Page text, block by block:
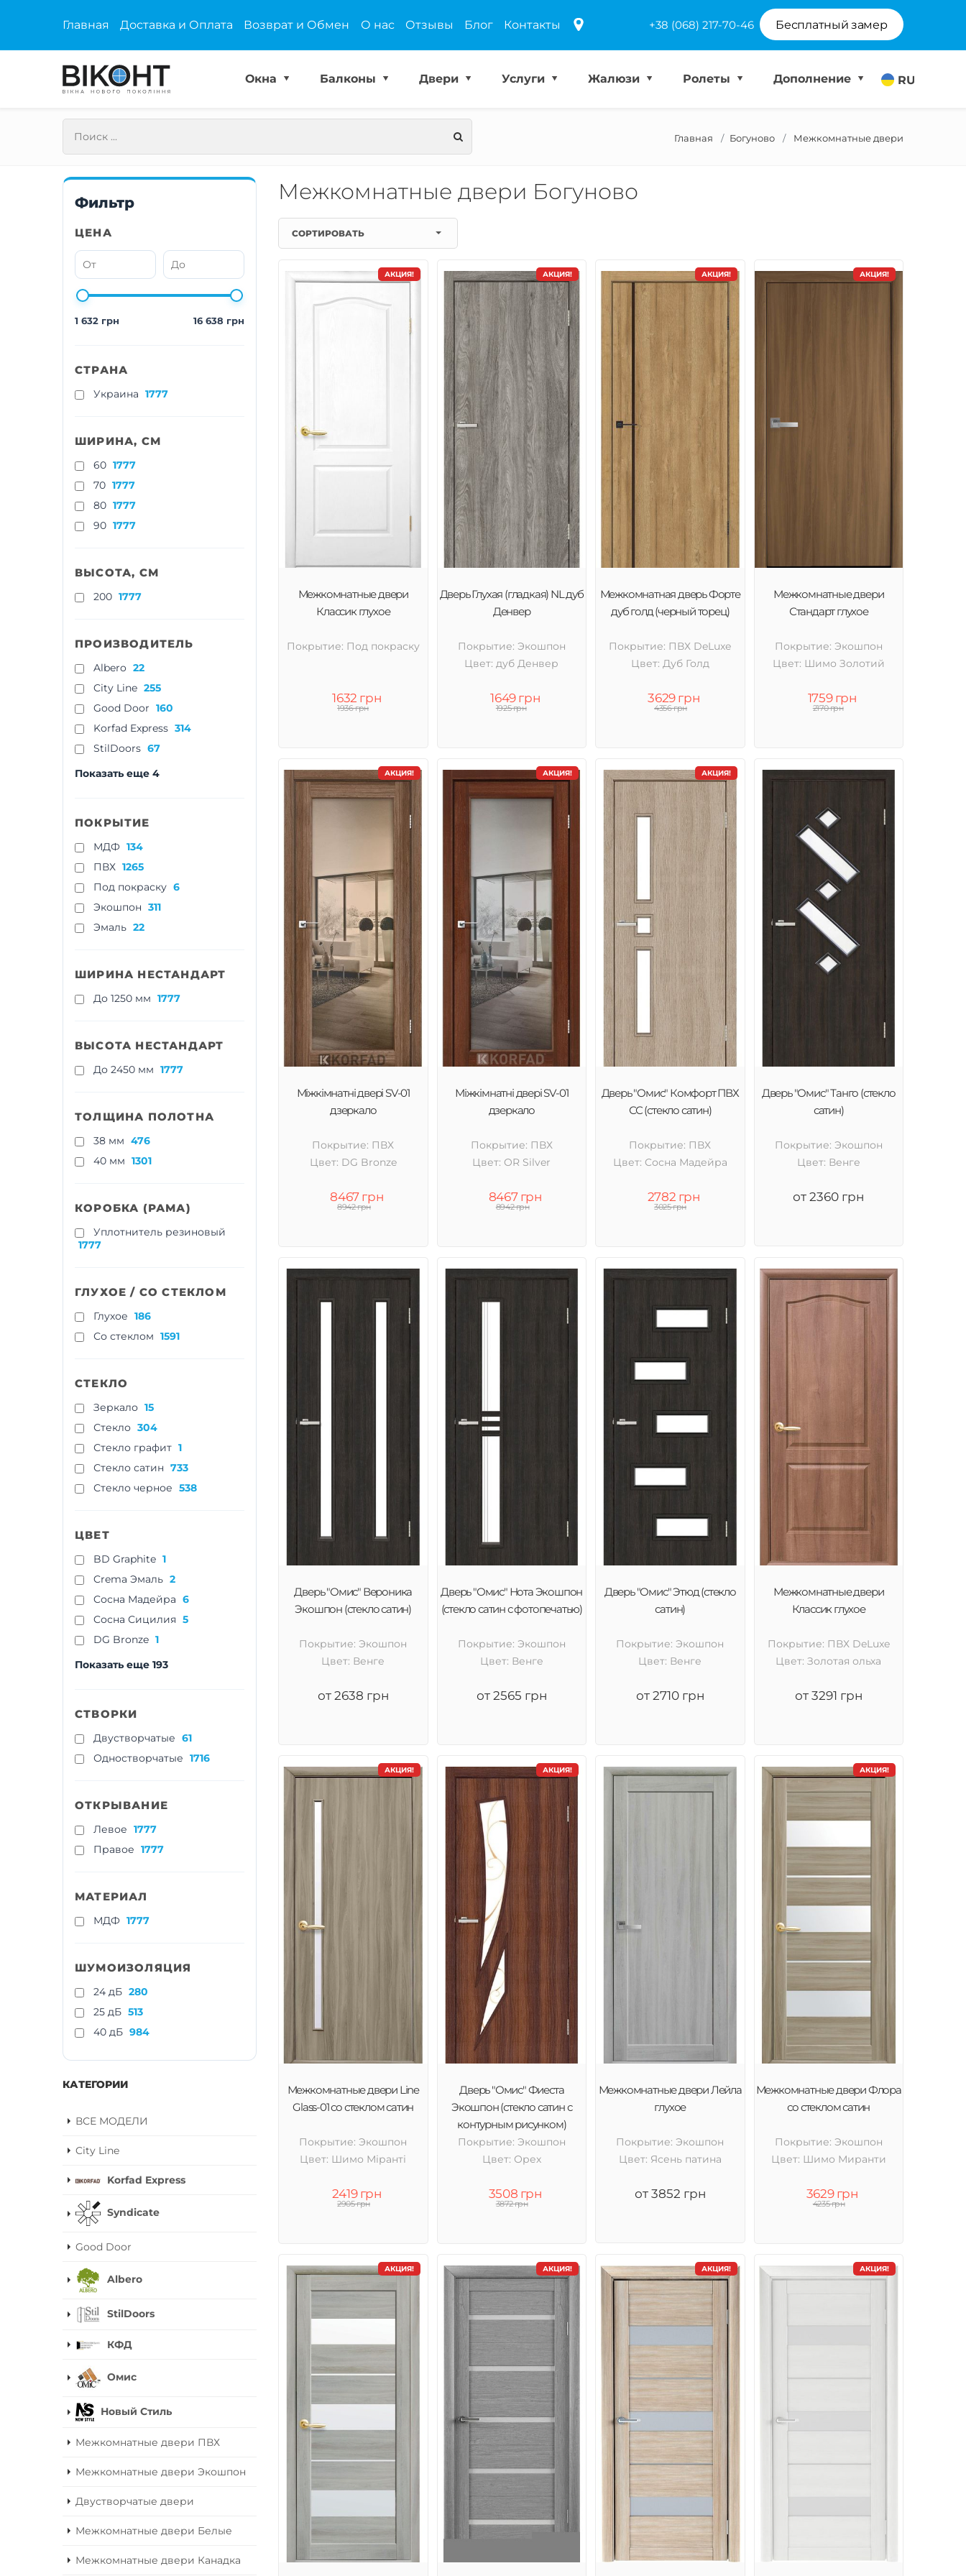
Главная Доставка и Оплата Возврат и Обмен О нас Отзывы Блог Контакты +38 (068) 217-70-46 Бесплатный замер
RU
Окна Балконы Двери Услуги Жалюзи Ролеты Дополнение
Главная Богуново Межкомнатные двери
Фильтр
ЦЕНА
1 632 грн 16 638 грн
СТРАНА
Украина 1777
ШИРИНА, СМ
60 1777
70 1777
80 1777
90 1777
ВЫСОТА, СМ
200 1777
ПРОИЗВОДИТЕЛЬ
Albero 22
City Line 255
Good Door 160
Korfad Express 314
StilDoors 67
Показать еще 4
ПОКРЫТИЕ
МДФ 134
ПВХ 1265
Под покраску 6
Экошпон 311
Эмаль 22
ШИРИНА НЕСТАНДАРТ
До 1250 мм 1777
ВЫСОТА НЕСТАНДАРТ
До 2450 мм 1777
ТОЛЩИНА ПОЛОТНА
38 мм 476
40 мм 1301
КОРОБКА (РАМА)
Уплотнитель резиновый
1777
ГЛУХОЕ / СО СТЕКЛОМ
Глухое 186
Со стеклом 1591
СТЕКЛО
Зеркало 15
Стекло 304
Стекло графит 1
Стекло сатин 733
Стекло черное 538
ЦВЕТ
BD Graphite 1
Crema Эмаль 2
Cосна Мадейра 6
Cосна Сицилия 5
DG Bronze 1
Показать еще 193
СТВОРКИ
Двустворчатые 61
Одностворчатые 1716
ОТКРЫВАНИЕ
Левое 1777
Правое 1777
МАТЕРИАЛ
МДФ 1777
ШУМОИЗОЛЯЦИЯ
24 дБ 280
25 дБ 513
40 дБ 984
КАТЕГОРИИ
ВСЕ МОДЕЛИ
City Line
Korfad Express
Syndicate
Good Door
Albero
StilDoors
КФД
Омис
Новый Стиль
Межкомнатные двери ПВХ
Межкомнатные двери Экошпон
Двустворчатые двери
Межкомнатные двери Белые
Межкомнатные двери Канадка
Межкомнатные двери Богуново
СОРТИРОВАТЬ
АКЦИЯ!
Межкомнатные двери
Классик глухое
Покрытие: Под покраску
1632 грн
1936 грн
АКЦИЯ!
Дверь Глухая (гладкая) NL дуб
Денвер
Покрытие: Экошпон
Цвет: дуб Денвер
1649 грн
1925 грн
АКЦИЯ!
Межкомнатная дверь Форте
дуб голд (черный торец)
Покрытие: ПВХ DeLuxe
Цвет: Дуб Голд
3629 грн
4356 грн
АКЦИЯ!
Межкомнатные двери
Стандарт глухое
Покрытие: Экошпон
Цвет: Шимо Золотий
1759 грн
2170 грн
АКЦИЯ!
Міжкімнатні двері SV-01
дзеркало
Покрытие: ПВХ
Цвет: DG Bronze
8467 грн
8942 грн
АКЦИЯ!
Міжкімнатні двері SV-01
дзеркало
Покрытие: ПВХ
Цвет: OR Silver
8467 грн
8942 грн
АКЦИЯ!
Дверь "Омис" Комфорт ПВХ
СС (стекло сатин)
Покрытие: ПВХ
Цвет: Cосна Мадейра
2782 грн
3025 грн
Дверь "Омис" Танго (стекло
сатин)
Покрытие: Экошпон
Цвет: Венге
от 2360 грн
Дверь "Омис" Вероника
Экошпон (стекло сатин)
Покрытие: Экошпон
Цвет: Венге
от 2638 грн
Дверь "Омис" Нота Экошпон
(стекло сатин с фотопечатью)
Покрытие: Экошпон
Цвет: Венге
от 2565 грн
Дверь "Омис" Этюд (стекло
сатин)
Покрытие: Экошпон
Цвет: Венге
от 2710 грн
Межкомнатные двери
Классик глухое
Покрытие: ПВХ DeLuxe
Цвет: Золотая ольха
от 3291 грн
АКЦИЯ!
Межкомнатные двери Line
Glass-01 со стеклом сатин
Покрытие: Экошпон
Цвет: Шимо Міранті
2419 грн
2905 грн
АКЦИЯ!
Дверь "Омис" Фиеста
Экошпон (стекло сатин с
контурным рисунком)
Покрытие: Экошпон
Цвет: Орех
3508 грн
3872 грн
Межкомнатные двери Лейла
глухое
Покрытие: Экошпон
Цвет: Ясень патина
от 3852 грн
АКЦИЯ!
Межкомнатные двери Флора
со стеклом сатин
Покрытие: Экошпон
Цвет: Шимо Миранти
3629 грн
4235 грн
АКЦИЯ! АКЦИЯ! АКЦИЯ! АКЦИЯ!